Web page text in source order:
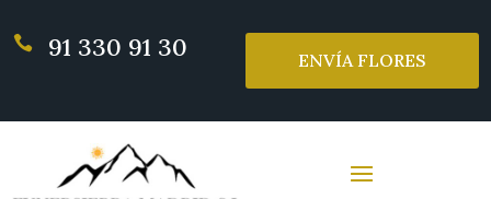
ENVÍA FLORES
 91 330 91 30